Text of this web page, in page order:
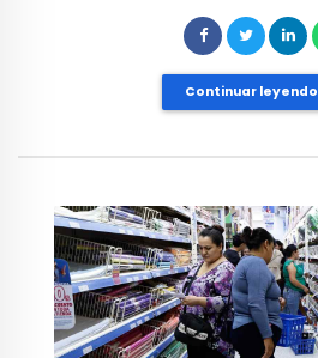
Continuar leyendo